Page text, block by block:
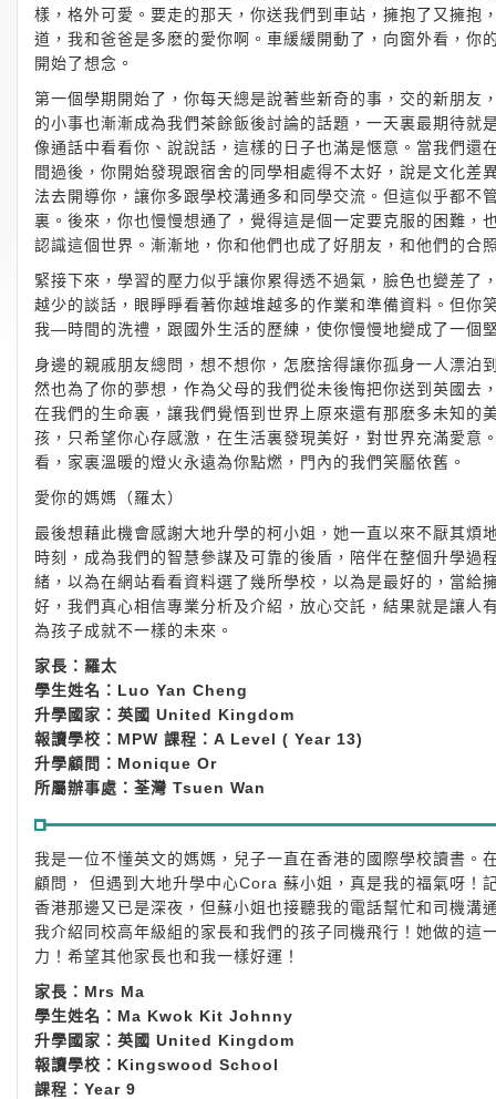
樣，格外可愛。要走的那天，你送我們到車站，擁抱了又擁
道，我和爸爸是多麽的愛你啊。車緩緩開動了，向窗外看，
開始了想念。
第一個學期開始了，你每天總是說著些新奇的事，交的新朋
的小事也漸漸成為我們茶餘飯後討論的話題，一天裏最期待就
像通話中看看你、說說話，這樣的日子也滿是愜意。當我們
間過後，你開始發現跟宿舍的同學相處得不太好，說是文化
法去開導你，讓你多跟學校溝通多和同學交流。但這似乎都
裏。後來，你也慢慢想通了，覺得這是個一定要克服的困難
認識這個世界。漸漸地，你和他們也成了好朋友，和他們的合
緊接下來，學習的壓力似乎讓你累得透不過氣，臉色也變差
越少的談話，眼睜睜看著你越堆越多的作業和準備資料。但
我—時間的洗禮，跟國外生活的歷練，使你慢慢地變成了一個
身邊的親戚朋友總問，想不想你，怎麽捨得讓你孤身一人漂
然也為了你的夢想，作為父母的我們從未後悔把你送到英國
在我們的生命裏，讓我們覺悟到世界上原來還有那麽多未知
孩，只希望你心存感激，在生活裏發現美好，對世界充滿愛
看，家裏溫暖的燈火永遠為你點燃，門內的我們笑靨依舊。
愛你的媽媽（羅太）
最後想藉此機會感謝大地升學的柯小姐，她一直以來不厭其
時刻，成為我們的智慧參謀及可靠的後盾，陪伴在整個升學
緒，以為在網站看看資料選了幾所學校，以為是最好的，當
好，我們真心相信專業分析及介紹，放心交託，結果就是讓
為孩子成就不一樣的未來。
家長：羅太
學生姓名：Luo Yan Cheng
升學國家：英國 United Kingdom
報讀學校：MPW 課程：A Level ( Year 13)
升學顧問：Monique Or
所屬辦事處：荃灣 Tsuen Wan
我是一位不懂英文的媽媽，兒子一直在香港的國際學校讀書
顧問， 但遇到大地升學中心Cora 蘇小姐，真是我的福氣呀！
香港那邊又已是深夜，但蘇小姐也接聽我的電話幫忙和司機
我介紹同校高年級組的家長和我們的孩子同機飛行！她做的
力！希望其他家長也和我一樣好運！
家長：Mrs Ma
學生姓名：Ma Kwok Kit Johnny
升學國家：英國 United Kingdom
報讀學校：Kingswood School
課程：Year 9